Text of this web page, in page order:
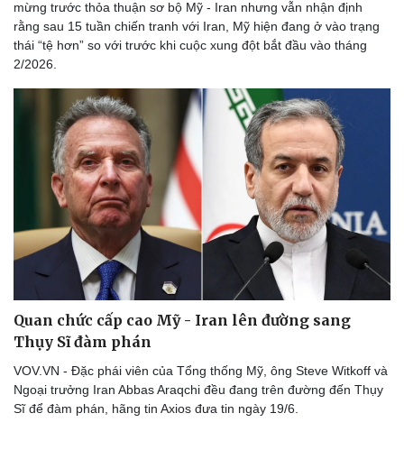
Doanh nghiệp
Thông tin doanh nghiệp
Doanh nghiệp 24h
Doanh nhân
Vì cộng đồng
Công nghệ
Sành điệu
Tin Công nghệ
Trải nghiệm
Chuyển đổi số
mừng trước thỏa thuận sơ bộ Mỹ - Iran nhưng vẫn nhận định
rằng sau 15 tuần chiến tranh với Iran, Mỹ hiện đang ở vào trạng
thái “tệ hơn” so với trước khi cuộc xung đột bắt đầu vào tháng
2/2026.
Quan chức cấp cao Mỹ - Iran lên đường sang
Thụy Sĩ đàm phán
VOV.VN - Đặc phái viên của Tổng thống Mỹ, ông Steve Witkoff và
Ngoại trưởng Iran Abbas Araqchi đều đang trên đường đến Thụy
Sĩ để đàm phán, hãng tin Axios đưa tin ngày 19/6.